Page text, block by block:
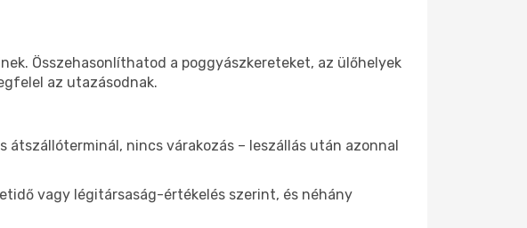
Összehasonlíthatod a poggyászkereteket, az ülőhelyek
az utazásodnak.
átszállóterminál, nincs várakozás – leszállás után azonnal
vagy légitársaság-értékelés szerint, és néhány